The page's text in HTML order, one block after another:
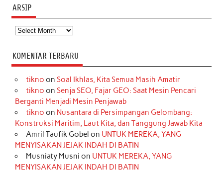
ARSIP
Arsip
KOMENTAR TERBARU
tikno on Soal Ikhlas, Kita Semua Masih Amatir
tikno on Senja SEO, Fajar GEO: Saat Mesin Pencari
Berganti Menjadi Mesin Penjawab
tikno on Nusantara di Persimpangan Gelombang:
Konstruksi Maritim, Laut Kita, dan Tanggung Jawab Kita
Amril Taufik Gobel on UNTUK MEREKA, YANG
MENYISAKAN JEJAK INDAH DI BATIN
Musniaty Musni on UNTUK MEREKA, YANG
MENYISAKAN JEJAK INDAH DI BATIN